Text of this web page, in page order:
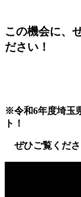
この機会に、
ださい！
※令和6年度埼玉
ト！
ぜひご覧くださ